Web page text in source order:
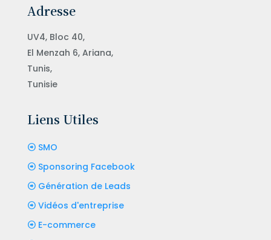
Adresse
UV4, Bloc 40,
El Menzah 6, Ariana,
Tunis,
Tunisie
Liens Utiles
SMO
Sponsoring Facebook
Génération de Leads
Vidéos d'entreprise
E-commerce